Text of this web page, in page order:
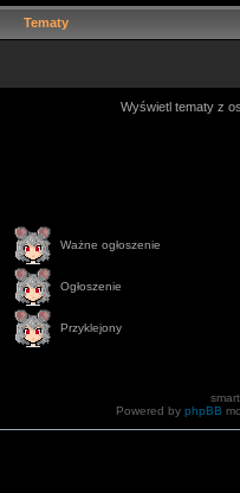
Tematy
Wyświetl tematy z
Ważne ogłoszenie
Ogłoszenie
Przyklejony
Powered by phpBB